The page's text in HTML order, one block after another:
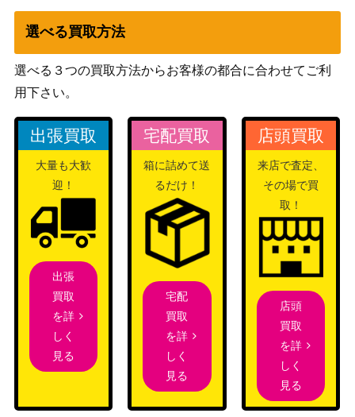
選べる買取方法
選べる３つの買取方法からお客様の都合に合わせてご利
用下さい。
出張買取
大量も大歓
迎！
出張
買取
を詳
しく
見る
宅配買取
箱に詰めて送
るだけ！
宅配
買取
を詳
しく
見る
店頭買取
来店で査定、
その場で買
取！
店頭
買取
を詳
しく
見る